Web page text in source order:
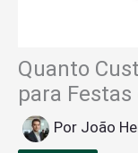
Quanto
para Festas
Por João